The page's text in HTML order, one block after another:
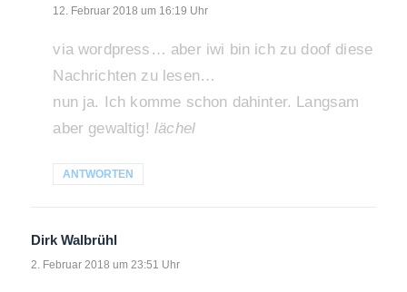
12. Februar 2018 um 16:19 Uhr
via wordpress… aber iwi bin ich zu doof diese
Nachrichten zu lesen…
nun ja. Ich komme schon dahinter. Langsam
aber gewaltig!lächel
ANTWORTEN
Dirk Walbrühl
2. Februar 2018 um 23:51 Uhr